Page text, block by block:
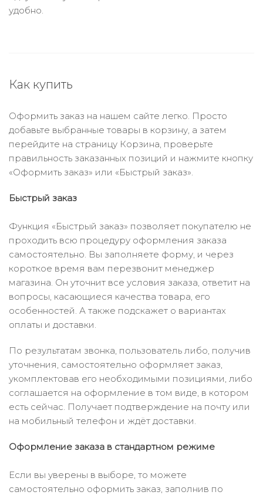
удобно.
Как купить
Оформить заказ на нашем сайте легко. Просто
добавьте выбранные товары в корзину, а затем
перейдите на страницу Корзина, проверьте
правильность заказанных позиций и нажмите кнопку
«Оформить заказ» или «Быстрый заказ».
Быстрый заказ
Функция «Быстрый заказ» позволяет покупателю не
проходить всю процедуру оформления заказа
самостоятельно. Вы заполняете форму, и через
короткое время вам перезвонит менеджер
магазина. Он уточнит все условия заказа, ответит на
вопросы, касающиеся качества товара, его
особенностей. А также подскажет о вариантах
оплаты и доставки.
По результатам звонка, пользователь либо, получив
уточнения, самостоятельно оформляет заказ,
укомплектовав его необходимыми позициями, либо
соглашается на оформление в том виде, в котором
есть сейчас. Получает подтверждение на почту или
на мобильный телефон и ждёт доставки.
Оформление заказа в стандартном режиме
Если вы уверены в выборе, то можете
самостоятельно оформить заказ, заполнив по